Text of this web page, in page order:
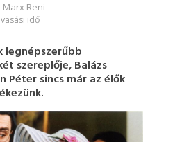
Marx Reni
idő
legnépszerűbb
szereplője, Balázs
Péter sincs már az élők